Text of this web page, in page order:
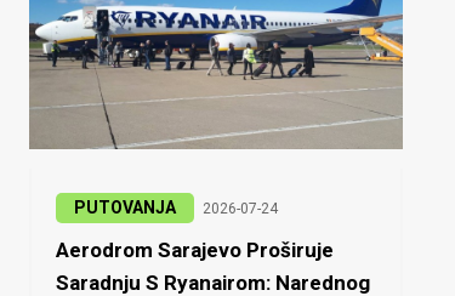
PUTOVANJA 2026-07-24
Aerodrom Sarajevo Proširuje
Saradnju S Ryanairom: Narednog